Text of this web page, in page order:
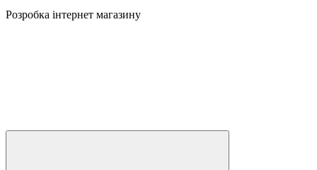
Розробка інтернет магазину